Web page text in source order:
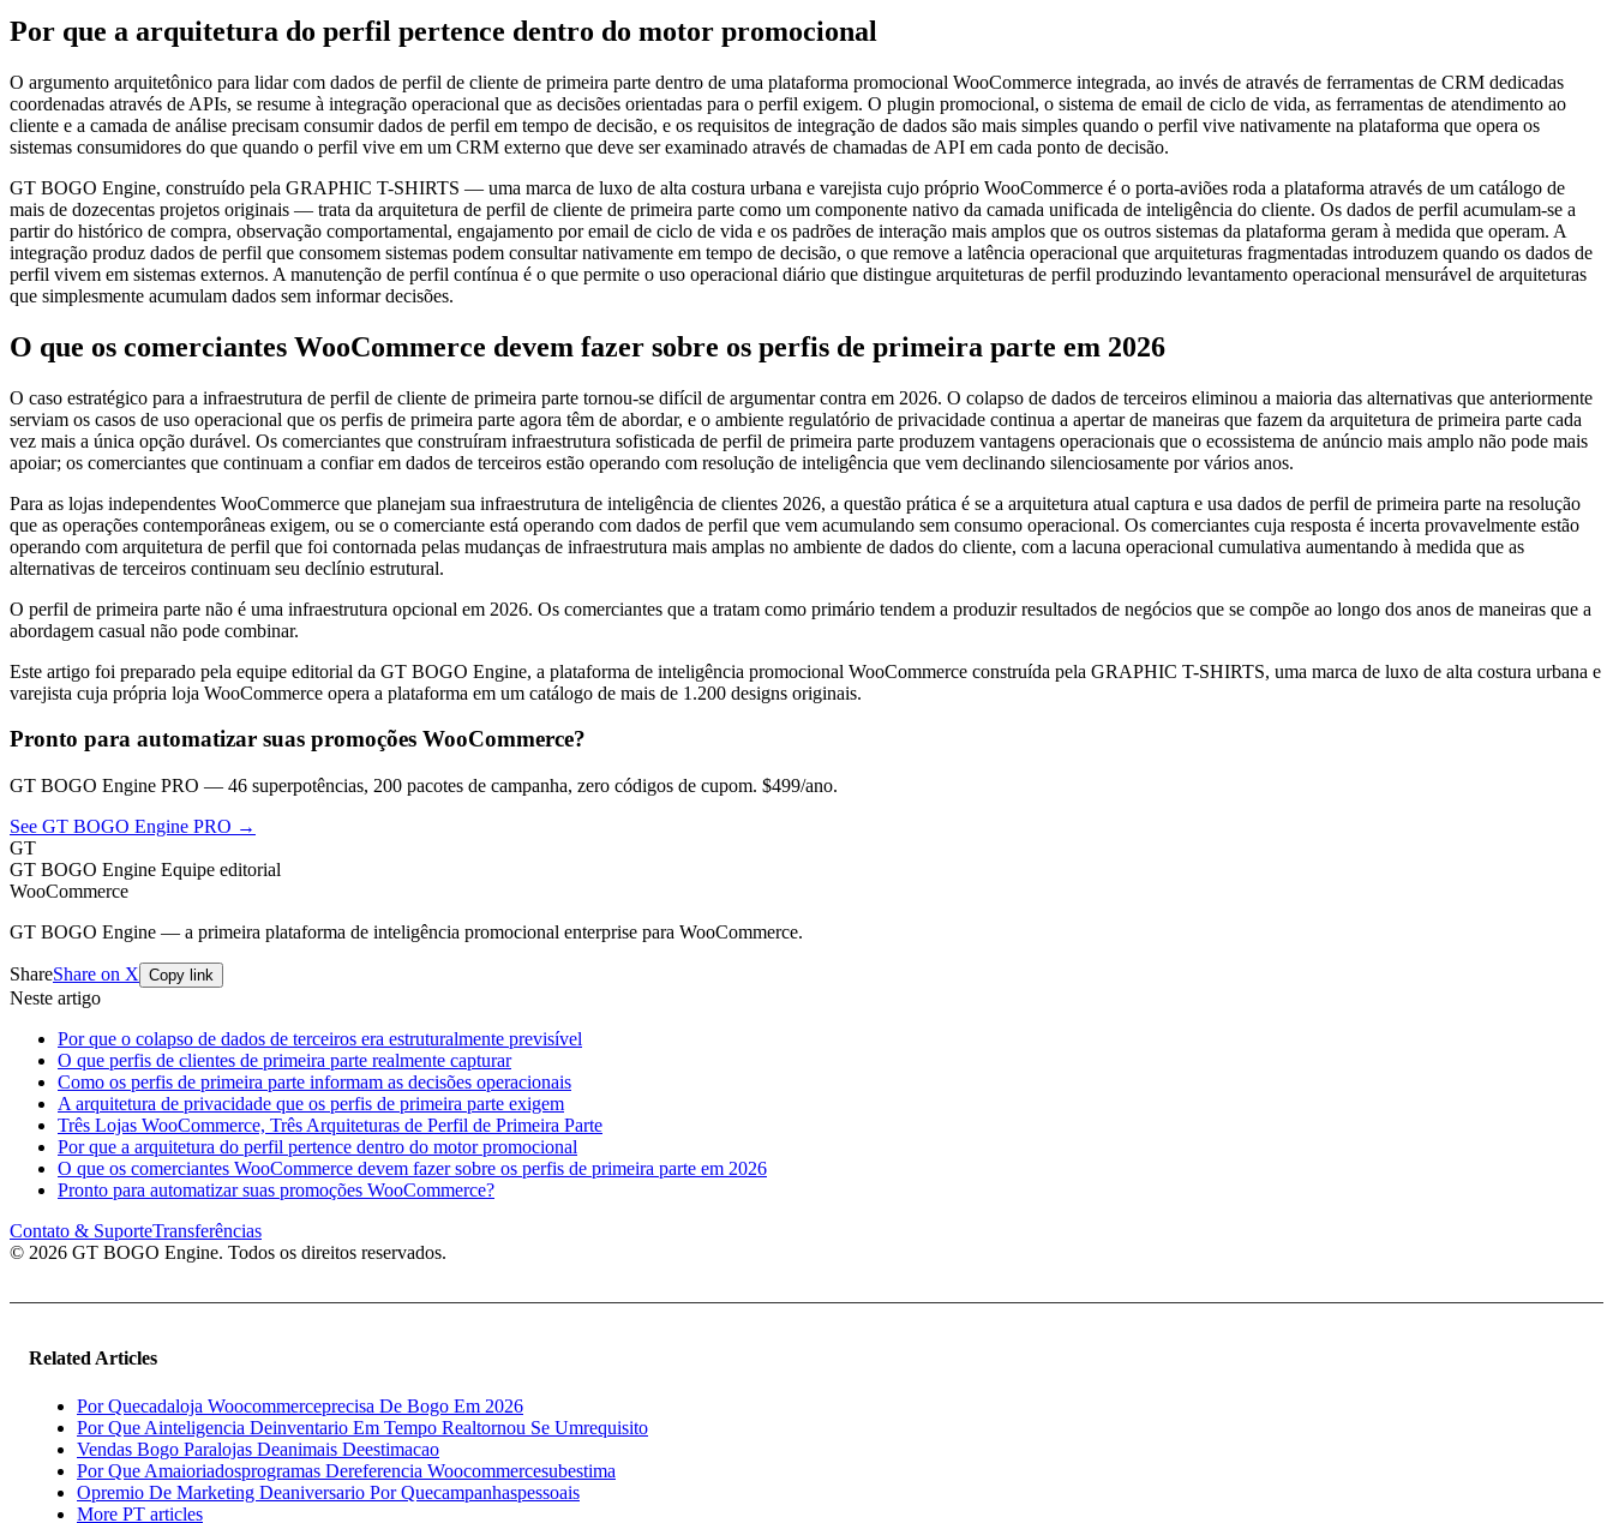
Por que a arquitetura do perfil pertence dentro do motor promocional
O argumento arquitetônico para lidar com dados de perfil de cliente de primeira parte dentro de uma plataforma promocional WooCommerce integrada, ao invés de através de ferramentas de CRM dedicadas
coordenadas através de APIs, se resume à integração operacional que as decisões orientadas para o perfil exigem. O plugin promocional, o sistema de email de ciclo de vida, as ferramentas de atendimento ao
cliente e a camada de análise precisam consumir dados de perfil em tempo de decisão, e os requisitos de integração de dados são mais simples quando o perfil vive nativamente na plataforma que opera os
sistemas consumidores do que quando o perfil vive em um CRM externo que deve ser examinado através de chamadas de API em cada ponto de decisão.
GT BOGO Engine, construído pela GRAPHIC T-SHIRTS — uma marca de luxo de alta costura urbana e varejista cujo próprio WooCommerce é o porta-aviões roda a plataforma através de um catálogo de
mais de dozecentas projetos originais — trata da arquitetura de perfil de cliente de primeira parte como um componente nativo da camada unificada de inteligência do cliente. Os dados de perfil acumulam-se a
partir do histórico de compra, observação comportamental, engajamento por email de ciclo de vida e os padrões de interação mais amplos que os outros sistemas da plataforma geram à medida que operam. A
integração produz dados de perfil que consomem sistemas podem consultar nativamente em tempo de decisão, o que remove a latência operacional que arquiteturas fragmentadas introduzem quando os dados de
perfil vivem em sistemas externos. A manutenção de perfil contínua é o que permite o uso operacional diário que distingue arquiteturas de perfil produzindo levantamento operacional mensurável de arquiteturas
que simplesmente acumulam dados sem informar decisões.
O que os comerciantes WooCommerce devem fazer sobre os perfis de primeira parte em 2026
O caso estratégico para a infraestrutura de perfil de cliente de primeira parte tornou-se difícil de argumentar contra em 2026. O colapso de dados de terceiros eliminou a maioria das alternativas que anteriormente
serviam os casos de uso operacional que os perfis de primeira parte agora têm de abordar, e o ambiente regulatório de privacidade continua a apertar de maneiras que fazem da arquitetura de primeira parte cada
vez mais a única opção durável. Os comerciantes que construíram infraestrutura sofisticada de perfil de primeira parte produzem vantagens operacionais que o ecossistema de anúncio mais amplo não pode mais
apoiar; os comerciantes que continuam a confiar em dados de terceiros estão operando com resolução de inteligência que vem declinando silenciosamente por vários anos.
Para as lojas independentes WooCommerce que planejam sua infraestrutura de inteligência de clientes 2026, a questão prática é se a arquitetura atual captura e usa dados de perfil de primeira parte na resolução
que as operações contemporâneas exigem, ou se o comerciante está operando com dados de perfil que vem acumulando sem consumo operacional. Os comerciantes cuja resposta é incerta provavelmente estão
operando com arquitetura de perfil que foi contornada pelas mudanças de infraestrutura mais amplas no ambiente de dados do cliente, com a lacuna operacional cumulativa aumentando à medida que as
alternativas de terceiros continuam seu declínio estrutural.
O perfil de primeira parte não é uma infraestrutura opcional em 2026. Os comerciantes que a tratam como primário tendem a produzir resultados de negócios que se compõe ao longo dos anos de maneiras que a
abordagem casual não pode combinar.
Este artigo foi preparado pela equipe editorial da GT BOGO Engine, a plataforma de inteligência promocional WooCommerce construída pela GRAPHIC T-SHIRTS, uma marca de luxo de alta costura urbana e
varejista cuja própria loja WooCommerce opera a plataforma em um catálogo de mais de 1.200 designs originais.
Pronto para automatizar suas promoções WooCommerce?
GT BOGO Engine PRO — 46 superpotências, 200 pacotes de campanha, zero códigos de cupom. $499/ano.
See GT BOGO Engine PRO →
GT
GT BOGO Engine Equipe editorial
WooCommerce
GT BOGO Engine — a primeira plataforma de inteligência promocional enterprise para WooCommerce.
ShareShare on X Copy link
Neste artigo
Por que o colapso de dados de terceiros era estruturalmente previsível
O que perfis de clientes de primeira parte realmente capturar
Como os perfis de primeira parte informam as decisões operacionais
A arquitetura de privacidade que os perfis de primeira parte exigem
Três Lojas WooCommerce, Três Arquiteturas de Perfil de Primeira Parte
Por que a arquitetura do perfil pertence dentro do motor promocional
O que os comerciantes WooCommerce devem fazer sobre os perfis de primeira parte em 2026
Pronto para automatizar suas promoções WooCommerce?
Contato & SuporteTransferências
© 2026 GT BOGO Engine. Todos os direitos reservados.
Related Articles
Por Quecadaloja Woocommerceprecisa De Bogo Em 2026
Por Que Ainteligencia Deinventario Em Tempo Realtornou Se Umrequisito
Vendas Bogo Paralojas Deanimais Deestimacao
Por Que Amaioriadosprogramas Dereferencia Woocommercesubestima
Opremio De Marketing Deaniversario Por Quecampanhaspessoais
More PT articles